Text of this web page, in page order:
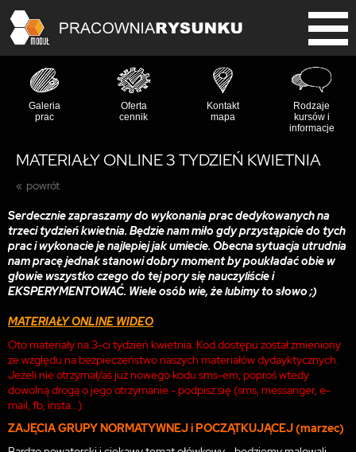
Galeria
prac
Oferta
cennik
Kontakt
mapa
Rodzaje
kursów i
informacje
MATERIAŁY ONLINE 3 TYDZIEŃ KWIETNIA
powrót
Serdecznie zapraszamy do wykonania prac dedykowanych na
trzeci tydzień kwietnia. Będzie nam miło gdy przystąpicie do tych
prac i wykonacie je najlepiej jak umiecie. Obecna sytuacja utrudnia
nam pracę jednak stanowi dobry moment by poukładać obie w
głowie wszystko czego do tej pory się nauczyliście i
EKSPERYMENTOWAĆ. Wiele osób wie, że lubimy to słowo ;)
MATERIAŁY ONLINE WIDEO
Oto materiały na 3-ci tydzień kwietnia. Kod dostępu został zmieniony
ze względu na bezpieczeństwo naszych materiałów dydayktycznych.
Jeżeli nie otrzymał/aś już nowego kodu sms-em, poproś wtedy
dowolną drogą o jego otrzymanie - podpisz się (sms, messanger, e-
mail, fb, insta...)
ZAJĘCIA GRUPY NORMATYWNEJ i POCZĄTKUJĄCEJ (marzec)